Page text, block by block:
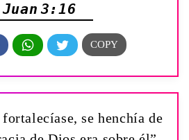
Juan 3:16
se henchía de